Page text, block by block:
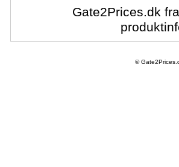
Gate2Prices.dk
©